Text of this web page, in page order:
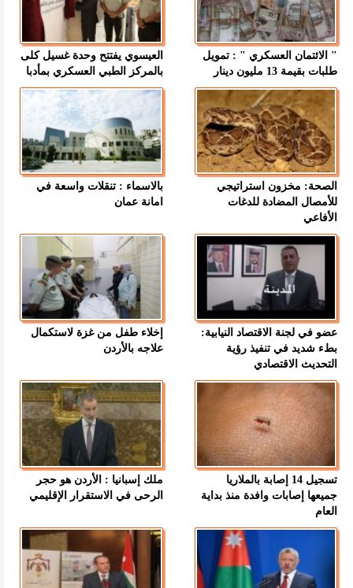
" الائتمان العسكري " : تمويل
طلبات بقيمة 13 مليون دينار
العيسوي يفتتح وحدة غسيل كلى
بالمركز الطبي العسكري بمأدبا
الصحة: مخزون استراتيجي
للأمصال المضادة للدغات
الأفاعي
بالاسماء : تنقلات واسعة في
امانة عمان
عضو في لجنة الاقتصاد النيابية:
بطء شديد في تنفيذ رؤية
التحديث الاقتصادي
إخلاء طفل من غزة لاستكمال
علاجه بالأردن
تسجيل 14 إصابة بالملاريا
جميعها إصابات وافدة منذ بداية
العام
ملك إسبانيا : الأردن هو حجر
الرحى في الاستقرار الإقليمي